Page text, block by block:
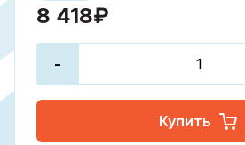
8 418₽
-
Купить